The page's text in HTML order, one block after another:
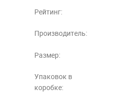
Рейтинг:
Производитель:
Размер:
Упаковок в
коробке: